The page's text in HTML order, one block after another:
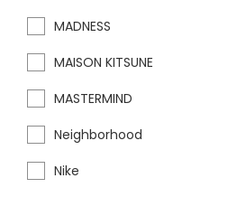
MADNESS
MAISON KITSUNE
MASTERMIND
Neighborhood
Nike